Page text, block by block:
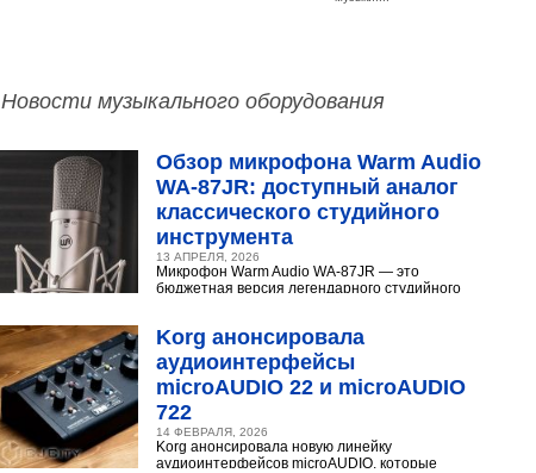
Новости музыкального оборудования
Обзор микрофона Warm Audio
WA‑87JR: доступный аналог
классического студийного
инструмента
13 АПРЕЛЯ, 2026
Микрофон Warm Audio WA‑87JR — это
бюджетная версия легендарного студийного
Korg анонсировала
аудиоинтерфейсы
microAUDIO 22 и microAUDIO
722
14 ФЕВРАЛЯ, 2026
Korg анонсировала новую линейку
аудиоинтерфейсов microAUDIO, которые